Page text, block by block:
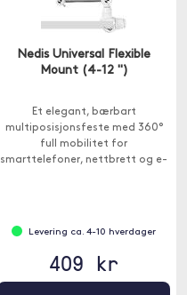
Nedis Universal Flexible
Mount (4-12 ")
Et elegant, bærbart
multiposisjonsfeste med 360°
full mobilitet for
smarttelefoner, nettbrett og e-
Levering ca. 4-10 hverdager
409 kr